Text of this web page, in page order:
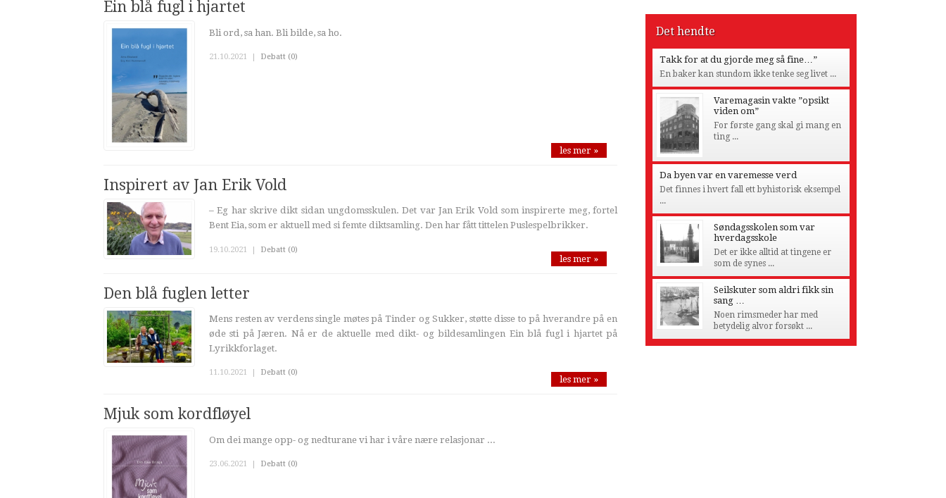
Ein blå fugl i hjartet
Bli ord, sa han. Bli bilde, sa ho.
21.10.2021 | Debatt (0)
les mer »
Inspirert av Jan Erik Vold
– Eg har skrive dikt sidan ungdomsskulen. Det var Jan Erik Vold som inspirerte meg, fortel
Bent Eia, som er aktuell med si femte diktsamling. Den har fått tittelen Puslespelbrikker.
19.10.2021 | Debatt (0)
les mer »
Den blå fuglen letter
Mens resten av verdens single møtes på Tinder og Sukker, støtte disse to på hverandre på en
øde sti på Jæren. Nå er de aktuelle med dikt- og bildesamlingen Ein blå fugl i hjartet på
Lyrikkforlaget.
11.10.2021 Debatt (0)
les mer »
Mjuk som kordfløyel
Om dei mange opp- og nedturane vi har i våre nære relasjonar ...
23.06.2021 | Debatt (0)
Det hendte
Takk for at du gjorde meg så fine…”
En baker kan stundom ikke tenke seg livet ...
Varemagasin vakte ”opsikt
viden om”
For første gang skal gi mang en
ting ...
Da byen var en varemesse verd
Det finnes i hvert fall ett byhistorisk eksempel
...
Søndagsskolen som var
hverdagsskole
Det er ikke alltid at tingene er
som de synes ...
Seilskuter som aldri fikk sin
sang …
Noen rimsmeder har med
betydelig alvor forsøkt ...